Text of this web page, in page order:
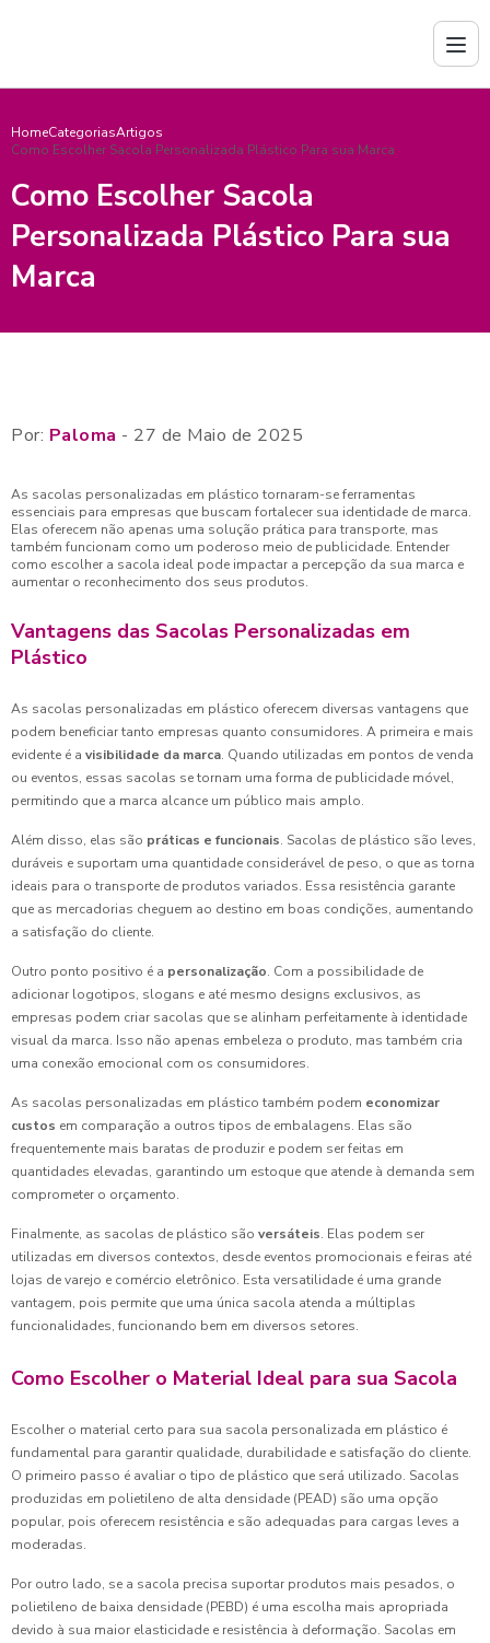
HomeCategoriasArtigos
Como Escolher Sacola Personalizada Plástico Para sua Marca
Como Escolher Sacola
Personalizada Plástico Para sua
Marca
Por: Paloma - 27 de Maio de 2025
As sacolas personalizadas em plástico tornaram-se ferramentas
essenciais para empresas que buscam fortalecer sua identidade de marca.
Elas oferecem não apenas uma solução prática para transporte, mas
também funcionam como um poderoso meio de publicidade. Entender
como escolher a sacola ideal pode impactar a percepção da sua marca e
aumentar o reconhecimento dos seus produtos.
Vantagens das Sacolas Personalizadas em
Plástico
As sacolas personalizadas em plástico oferecem diversas vantagens que
podem beneficiar tanto empresas quanto consumidores. A primeira e mais
evidente é a visibilidade da marca. Quando utilizadas em pontos de venda
ou eventos, essas sacolas se tornam uma forma de publicidade móvel,
permitindo que a marca alcance um público mais amplo.
Além disso, elas são práticas e funcionais. Sacolas de plástico são leves,
duráveis e suportam uma quantidade considerável de peso, o que as torna
ideais para o transporte de produtos variados. Essa resistência garante
que as mercadorias cheguem ao destino em boas condições, aumentando
a satisfação do cliente.
Outro ponto positivo é a personalização. Com a possibilidade de
adicionar logotipos, slogans e até mesmo designs exclusivos, as
empresas podem criar sacolas que se alinham perfeitamente à identidade
visual da marca. Isso não apenas embeleza o produto, mas também cria
uma conexão emocional com os consumidores.
As sacolas personalizadas em plástico também podem economizar
custos em comparação a outros tipos de embalagens. Elas são
frequentemente mais baratas de produzir e podem ser feitas em
quantidades elevadas, garantindo um estoque que atende à demanda sem
comprometer o orçamento.
Finalmente, as sacolas de plástico são versáteis. Elas podem ser
utilizadas em diversos contextos, desde eventos promocionais e feiras até
lojas de varejo e comércio eletrônico. Esta versatilidade é uma grande
vantagem, pois permite que uma única sacola atenda a múltiplas
funcionalidades, funcionando bem em diversos setores.
Como Escolher o Material Ideal para sua Sacola
Escolher o material certo para sua sacola personalizada em plástico é
fundamental para garantir qualidade, durabilidade e satisfação do cliente.
O primeiro passo é avaliar o tipo de plástico que será utilizado. Sacolas
produzidas em polietileno de alta densidade (PEAD) são uma opção
popular, pois oferecem resistência e são adequadas para cargas leves a
moderadas.
Por outro lado, se a sacola precisa suportar produtos mais pesados, o
polietileno de baixa densidade (PEBD) é uma escolha mais apropriada
devido à sua maior elasticidade e resistência à deformação. Sacolas em